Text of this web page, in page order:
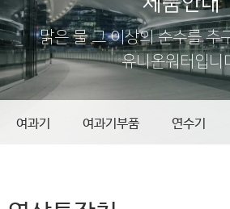
맑은 물 그 이상의 순수를 추
유니온워터입니
여과기 여과기부품 연수기